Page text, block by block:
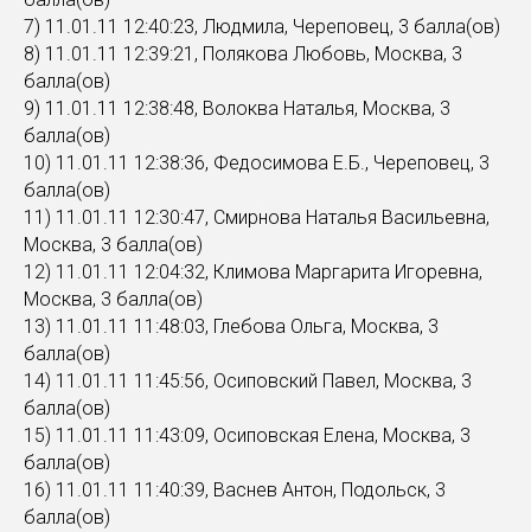
7) 11.01.11 12:40:23, Людмила, Череповец, 3 балла(ов)
8) 11.01.11 12:39:21, Полякова Любовь, Москва, 3
балла(ов)
9) 11.01.11 12:38:48, Волоква Наталья, Москва, 3
балла(ов)
10) 11.01.11 12:38:36, Федосимова Е.Б., Череповец, 3
балла(ов)
11) 11.01.11 12:30:47, Смирнова Наталья Васильевна,
Москва, 3 балла(ов)
12) 11.01.11 12:04:32, Климова Маргарита Игоревна,
Москва, 3 балла(ов)
13) 11.01.11 11:48:03, Глебова Ольга, Москва, 3
балла(ов)
14) 11.01.11 11:45:56, Осиповский Павел, Москва, 3
балла(ов)
15) 11.01.11 11:43:09, Осиповская Елена, Москва, 3
балла(ов)
16) 11.01.11 11:40:39, Васнев Антон, Подольск, 3
балла(ов)